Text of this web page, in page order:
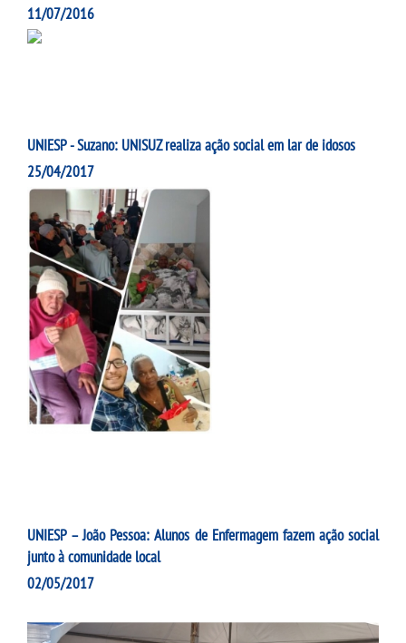
11/07/2016
UNIESP - Suzano: UNISUZ realiza ação social em lar de idosos
25/04/2017
UNIESP – João Pessoa: Alunos de Enfermagem fazem ação social
junto à comunidade local
02/05/2017